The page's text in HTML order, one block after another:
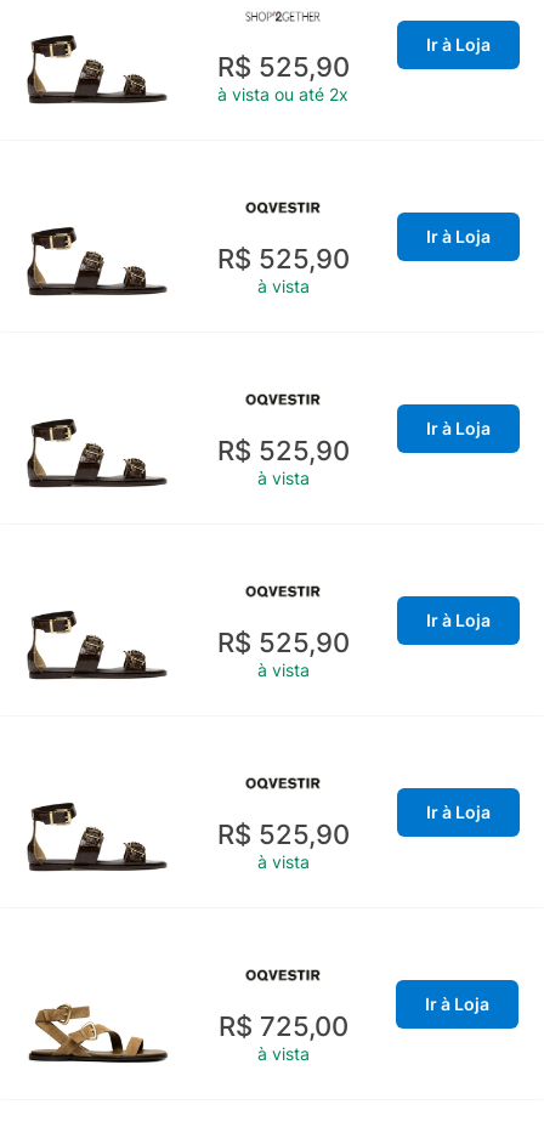
R$ 525,90
à vista ou até 2x
Ir à Loja
R$ 525,90
à vista
Ir à Loja
R$ 525,90
à vista
Ir à Loja
R$ 525,90
à vista
Ir à Loja
R$ 525,90
à vista
Ir à Loja
R$ 725,00
à vista
Ir à Loja